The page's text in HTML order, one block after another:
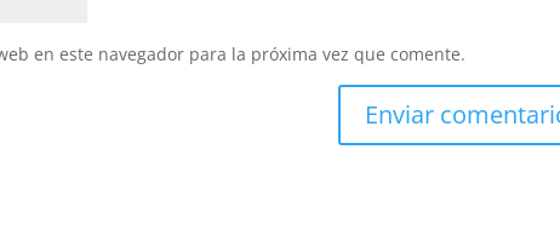
en este navegador para la próxima vez que comente.